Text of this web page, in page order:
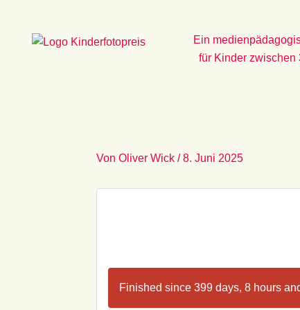
springen
Ein
für Kinder zwischen
Von Oliver Wick /8. Juni 2025
Finished since 399 days, 8 hours